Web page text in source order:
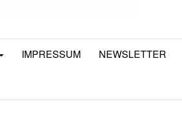
IMPRESSUM NEWSLETTER